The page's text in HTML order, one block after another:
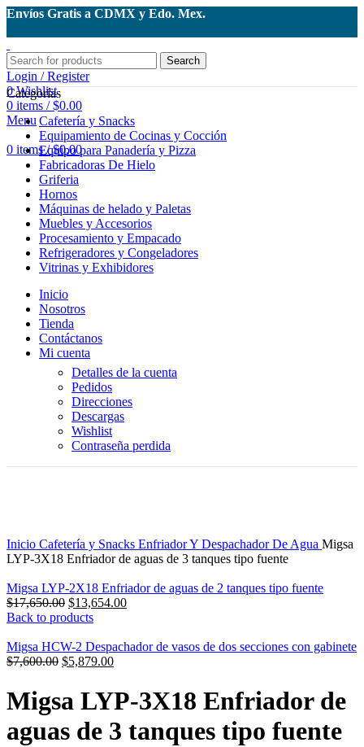
Envíos Gratis a CDMX y Edo. Mex.
Search
Login / Register
0Wishlist
0 items / $0.00
Menu
0 items / $0.00
Categorías
Cafetería y Snacks
Equipamiento de Cocinas y Cocción
Equipo para Panadería y Pizza
Fabricadoras De Hielo
Griferia
Hornos
Máquinas de helado y Paletas
Muebles y Accesorios
Procesamiento y Empacado
Refrigeradores y Congeladores
Vitrinas y Exhibidores
Inicio
Nosotros
Tienda
Contáctanos
Mi cuenta
Detalles de la cuenta
Pedidos
Direcciones
Descargas
Wishlist
Contraseña perdida
Inicio Cafetería y Snacks Enfriador Y Despachador De Agua Migsa
LYP-3X18 Enfriador de aguas de 3 tanques tipo fuente
Migsa LYP-2X18 Enfriador de aguas de 2 tanques tipo fuente
$17,650.00 Original
price
$17,650.00.
$13,654.00Current
$13,654.00.
Back to products
Migsa HCW-2 Despachador de vasos de dos secciones con gabinete
$7,600.00 Original
was:
$7,600.00.
$5,879.00Current
is:
$5,879.00.
Migsa LYP-3X18 Enfriador de
aguas de 3 tanques tipo fuente